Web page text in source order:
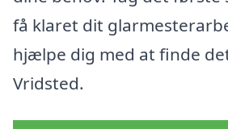
få klaret dit
hjælpe dig med at finde
Vridsted.